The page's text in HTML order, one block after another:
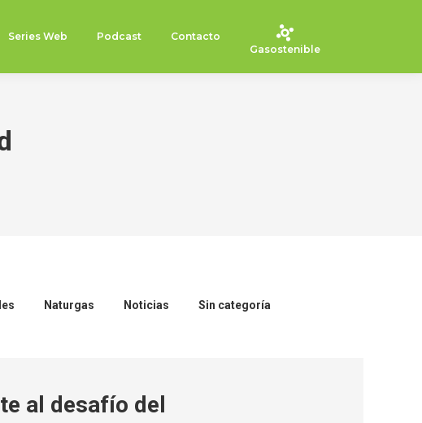
Series Web Podcast
Contacto
Gasostenible
Naturgas Noticias Sin categoría
al desafío del